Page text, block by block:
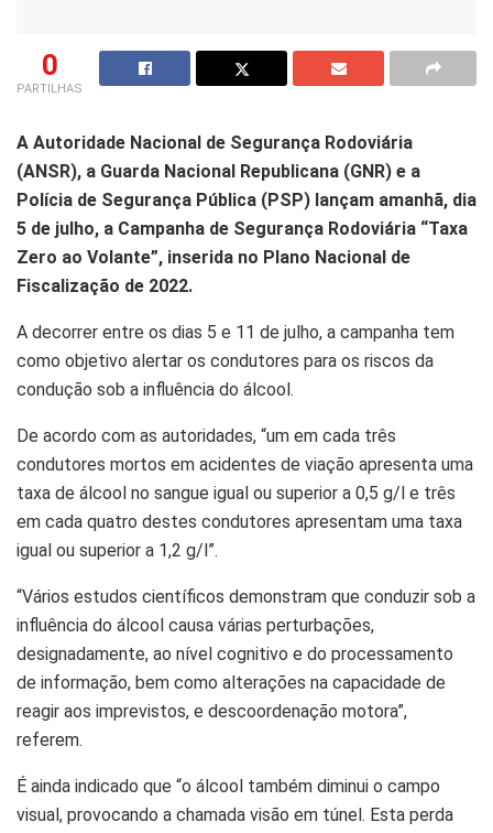
0
PARTILHAS
A Autoridade Nacional de Segurança Rodoviária
(ANSR), a Guarda Nacional Republicana (GNR) e a
Polícia de Segurança Pública (PSP) lançam amanhã, dia
5 de julho, a Campanha de Segurança Rodoviária “Taxa
Zero ao Volante”, inserida no Plano Nacional de
Fiscalização de 2022.
A decorrer entre os dias 5 e 11 de julho, a campanha tem
como objetivo alertar os condutores para os riscos da
condução sob a influência do álcool.
De acordo com as autoridades, “um em cada três
condutores mortos em acidentes de viação apresenta uma
taxa de álcool no sangue igual ou superior a 0,5 g/l e três
em cada quatro destes condutores apresentam uma taxa
igual ou superior a 1,2 g/l”.
“Vários estudos científicos demonstram que conduzir sob a
influência do álcool causa várias perturbações,
designadamente, ao nível cognitivo e do processamento
de informação, bem como alterações na capacidade de
reagir aos imprevistos, e descoordenação motora”,
referem.
É ainda indicado que “o álcool também diminui o campo
visual, provocando a chamada visão em túnel. Esta perda